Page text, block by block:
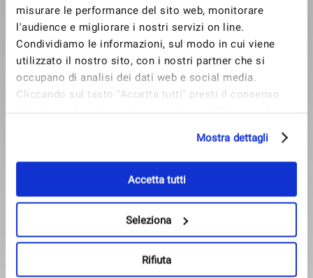
misurare le performance del sito web, monitorare
l'audience e migliorare i nostri servizi on line.
Condividiamo le informazioni, sul modo in cui viene
utilizzato il nostro sito, con i nostri partner che si
occupano di analisi dei dati web e social media.
Cliccando sul tasto "Accetta tutti" presti il consenso
tasto "Rifiuta" o cliccando la “X” in alto a destra puoi
continuare la navigazione solo con l'utilizzo dei cookie
necessari. Per saperne di più ed eventualmente
modificare il tuo consenso, consulta l'Informativa su
rifiutare o revocare il proprio consenso in qualsiasi
momento, accedendo al pannello Mostra Dettagli.
Mostra dettagli
Accetta tutti
Seleziona
Rifiuta